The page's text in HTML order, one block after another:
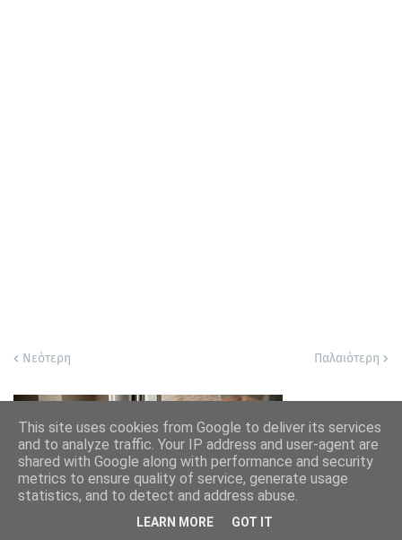
Νεότερη Παλαιότερη
This site uses cookies from Google to deliver its services
and to analyze traffic. Your IP address and user-agent are
shared with Google along with performance and security
metrics to ensure quality of service, generate usage
statistics, and to detect and address abuse.
LEARN MORE GOT IT